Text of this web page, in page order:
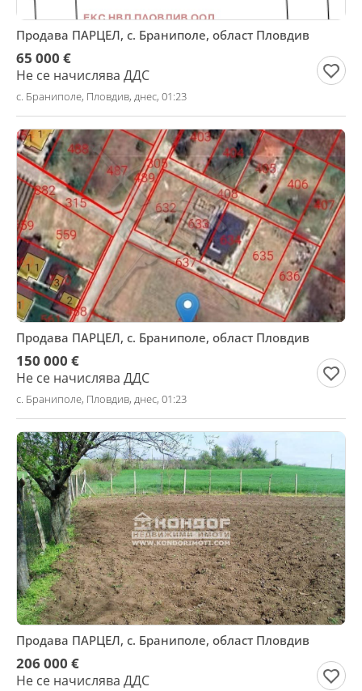
Продава ПАРЦЕЛ, с. Браниполе, област Пловдив
65 000 €
Не се начислява ДДС
с. Браниполе, Пловдив, днес, 01:23
Продава ПАРЦЕЛ, с. Браниполе, област Пловдив
150 000 €
Не се начислява ДДС
с. Браниполе, Пловдив, днес, 01:23
Продава ПАРЦЕЛ, с. Браниполе, област Пловдив
206 000 €
Не се начислява ДДС